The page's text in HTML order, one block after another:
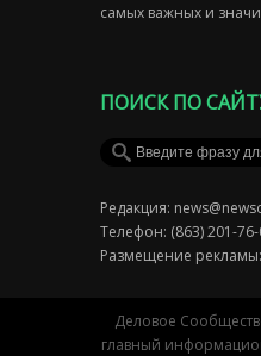
самых важных и
ПОИСК ПО
Редакция:
Телефон: (863) 201-
Размещение рекламы:
Деловое
главный